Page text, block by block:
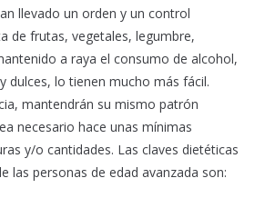
llevado un orden y un control
de frutas, vegetales, legumbre,
a raya el consumo de alcohol,
dulces, lo tienen mucho más fácil.
mantendrán su mismo patrón
necesario hace unas mínimas
y/o cantidades. Las claves dietéticas
las personas de edad avanzada son: